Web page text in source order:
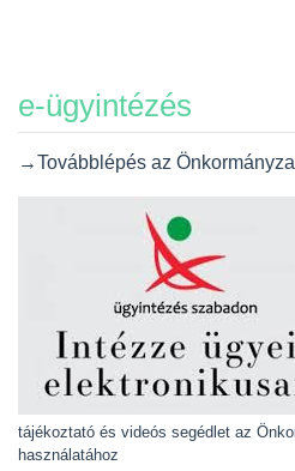
e-ügyintézés
→Továbblépés az
tájékoztató és videós segédlet az
használatához